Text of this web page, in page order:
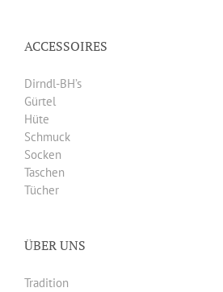
ACCESSOIRES
Dirndl-BH’s
Gürtel
Hüte
Schmuck
Socken
Taschen
Tücher
ÜBER UNS
Tradition